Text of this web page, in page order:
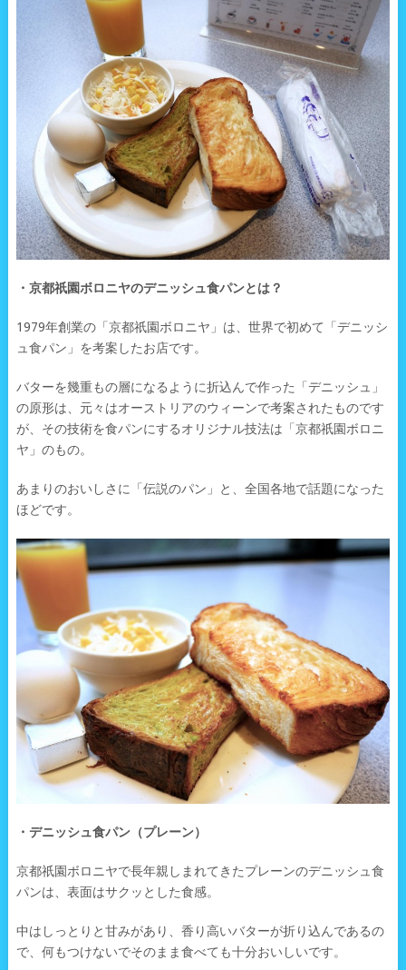
・京都祇園ボロニヤのデニッシュ食パンとは？
1979年創業の「京都祇園ボロニヤ」は、世界で初めて「デニッシ
ュ食パン」を考案したお店です。
バターを幾重もの層になるように折込んで作った「デニッシュ」
の原形は、元々はオーストリアのウィーンで考案されたものです
が、その技術を食パンにするオリジナル技法は「京都祇園ボロニ
ヤ」のもの。
あまりのおいしさに「伝説のパン」と、全国各地で話題になった
ほどです。
・デニッシュ食パン（プレーン）
京都祇園ボロニヤで長年親しまれてきたプレーンのデニッシュ食
パンは、表面はサクッとした食感。
中はしっとりと甘みがあり、香り高いバターが折り込んであるの
で、何もつけないでそのまま食べても十分おいしいです。